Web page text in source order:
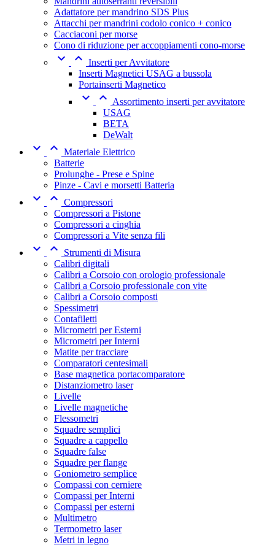
Adattatore per mandrino SDS Plus
Attacchi per mandrini codolo conico + conico
Cacciaconi per morse
Cono di riduzione per accoppiamenti cono-morse
  Inserti per Avvitatore
Inserti Magnetici USAG a bussola
Portainserti Magnetico
  Assortimento inserti per avvitatore
USAG
BETA
DeWalt
  Materiale Elettrico
Batterie
Prolunghe - Prese e Spine
Pinze - Cavi e morsetti Batteria
  Compressori
Compressori a Pistone
Compressori a cinghia
Compressori a Vite senza fili
 
Strumenti di Misura
Calibri digitali
Calibri a Corsoio con orologio professionale
Calibri a Corsoio professionale con vite
Calibri a Corsoio composti
Spessimetri
Contafiletti
Micrometri per Esterni
Micrometri per Interni
Matite per tracciare
Comparatori centesimali
Base magnetica portacomparatore
Distanziometro laser
Livelle
Livelle magnetiche
Flessometri
Squadre semplici
Squadre a cappello
Squadre false
Squadre per flange
Goniometro semplice
Compassi con cerniere
Compassi per Interni
Compassi per esterni
Multimetro
Termometro laser
Metri in legno